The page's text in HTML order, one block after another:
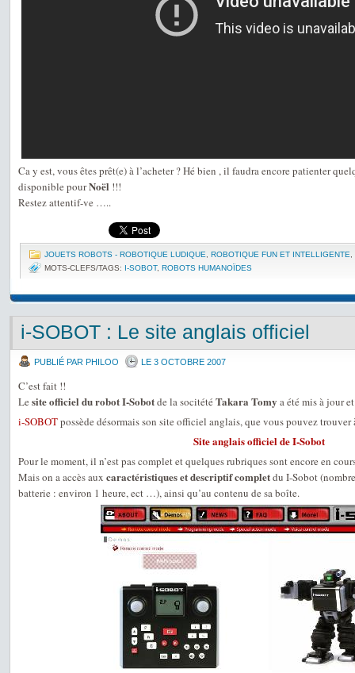
Ca y est, vous êtes prêt(e) à l’acheter ? Hé bien , il faudra encore patienter
disponible pourNoël !!!
Restez attentif-ve …..
JOUETS ROBOTS - ROBOTIQUE LUDIQUE ROBOTIQUE FUN ET INTELLIGENTE
MOTS-CLEFS/TAGS: I-SOBOT, ROBOTS HUMANOÏDES
i-SOBOT : Le site anglais officiel
PUBLIÉ PAR PHILOO LE 3 OCTOBRE 2007
C’est fait !!
Le site officiel du robot I-Sobotde la socitété Takara Tomy a été mis à jour
i-SOBOTpossède désormais son site officiel anglais, que vous pouvez trouver
Site anglais officiel de I-Sobot
Pour le moment, il n’est pas complet et quelques rubriques sont encore en
Mais on a accès aux caractéristiques et descriptif completdu I-Sobot
batterie : environ 1 heure, ect …), ainsi qu’au contenu de sa boîte.